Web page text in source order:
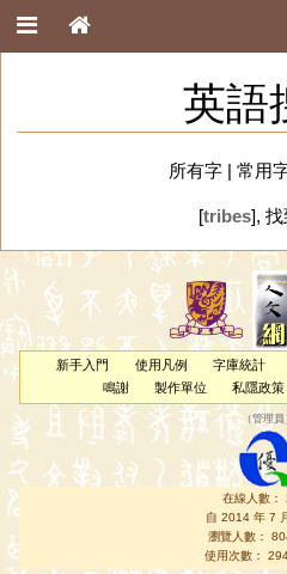
英語
所有字| 常用
[tribes], 找
新手入門 使用凡例 字庫統計
鳴謝
製作單位 私隱政策
（管理員
在線人數：
自 2014 年 7
瀏覽人數：
使用次數：